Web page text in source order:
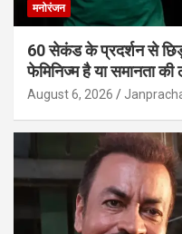
मनोरंजन
60 सेकंड के प्रदर्शन से
फेमिनिज्म है या समानता की
August 6, 2026